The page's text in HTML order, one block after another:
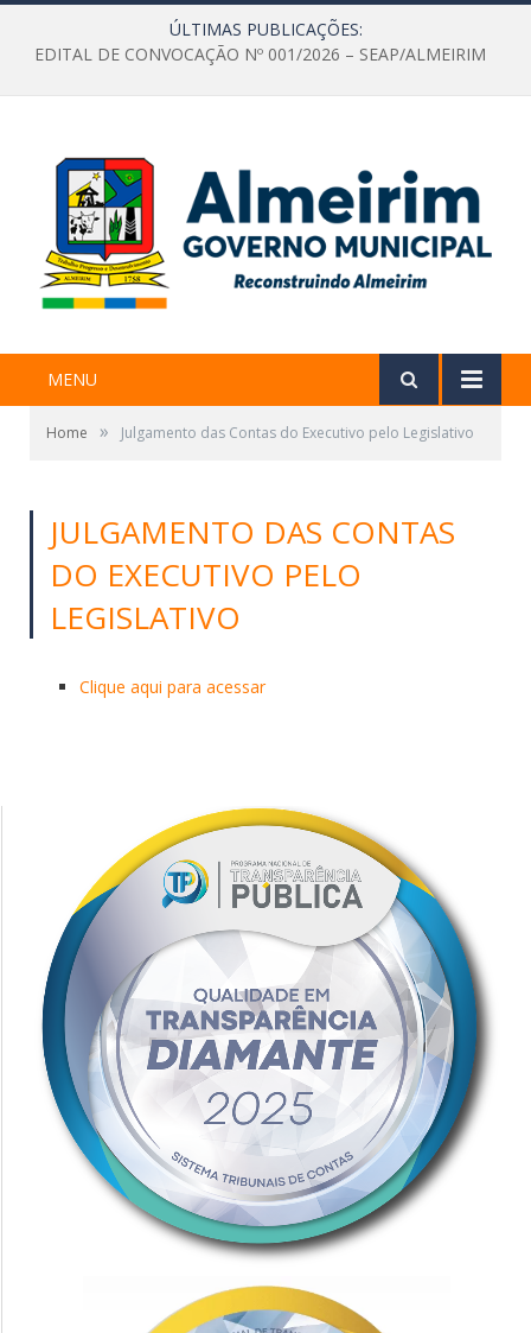
ÚLTIMAS PUBLICAÇÕES:
EDITAL DE CONVOCAÇÃO Nº 001/2026 – SEAP/ALMEIRIM
MENU
Home » Julgamento das Contas do Executivo pelo Legislativo
JULGAMENTO DAS CONTAS
DO EXECUTIVO PELO
LEGISLATIVO
Clique aqui para acessar